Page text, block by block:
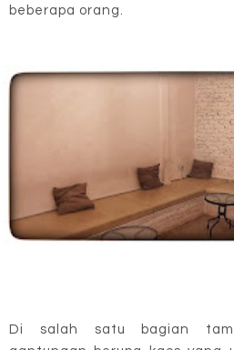
beberapa orang.
Di salah satu bagian